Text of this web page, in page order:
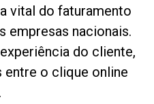
vital do faturamento
empresas nacionais.
do cliente,
o clique online